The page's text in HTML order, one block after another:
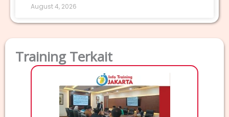
August 4, 2026
Training Terkait